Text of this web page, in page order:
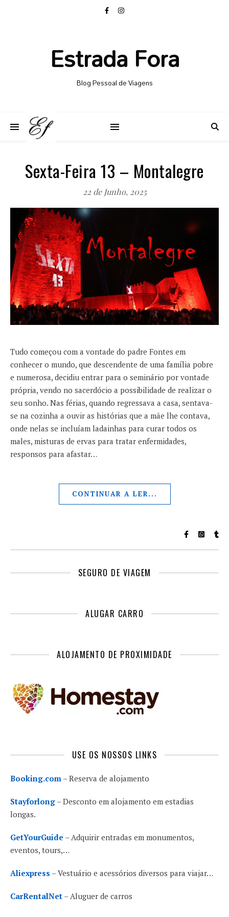
Estrada Fora
Blog Pessoal de Viagens
Sexta-Feira 13 – Montalegre
22 de Junho, 2025
Tudo começou com a vontade do padre Fontes em
conhecer o mundo, que descendente de uma família pobre
e numerosa, decidiu entrar para o seminário por vontade
própria, vendo no sacerdócio a possibilidade de realizar o
seu sonho. Nas férias, quando regressava a casa, sentava-
se na cozinha a ouvir as histórias que a mãe lhe contava,
onde nelas se incluíam ladainhas para curar todos os
males, misturas de ervas para tratar enfermidades,
responsos para afastar…
CONTINUAR A LER...
SEGURO DE VIAGEM
ALUGAR CARRO
ALOJAMENTO DE PROXIMIDADE
USE OS NOSSOS LINKS
Booking.com – Reserva de alojamento
Stayforlong – Desconto em alojamento em estadias
longas.
GetYourGuide – Adquirir entradas em monumentos,
eventos, tours,…
Aliexpress – Vestuário e acessórios diversos para viajar…
CarRentalNet – Aluguer de carros